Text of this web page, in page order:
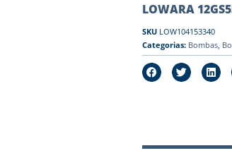
LOWARA
SKU LOW104153340
Categorias: Bombas,